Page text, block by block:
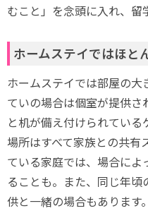
むこと」を念頭に入れ、留
ホームステイではほと
ホームステイでは部屋の
ていの場合は個室が提供さ
と机が備え付けられてい
場所はすべて家族との共有
ている家庭では、場合によ
ることも。また、同じ年
供と一緒の場合もあります。